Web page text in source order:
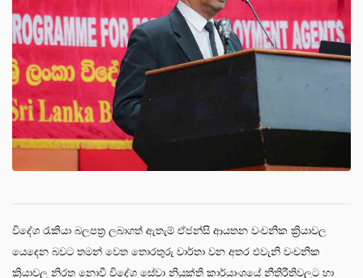
විදේශ රැකියා බලපත්‍ර ලබාගත් ඇතැම් ඒජන්සි ආයතන වංචනික ක්‍රියාවල
යෙදෙන බවට තමන් වෙත තොරතුරු වාර්තා වන අතර එවැනි වංචනික
ක්‍රියාවල නිරත නොවී විදේශ සේවා නියුක්ති කාර්යාංශයේ නීතිරීතිවලට හා